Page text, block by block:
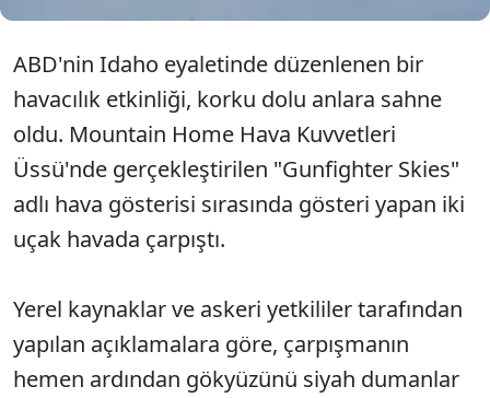
ABD'nin Idaho eyaletinde düzenlenen bir
havacılık etkinliği, korku dolu anlara sahne
oldu. Mountain Home Hava Kuvvetleri
Üssü'nde gerçekleştirilen "Gunfighter Skies"
adlı hava gösterisi sırasında gösteri yapan iki
uçak havada çarpıştı.
Yerel kaynaklar ve askeri yetkililer tarafından
yapılan açıklamalara göre, çarpışmanın
hemen ardından gökyüzünü siyah dumanlar